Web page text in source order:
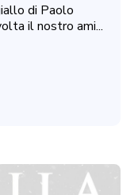
di Paolo
il nostro ami...